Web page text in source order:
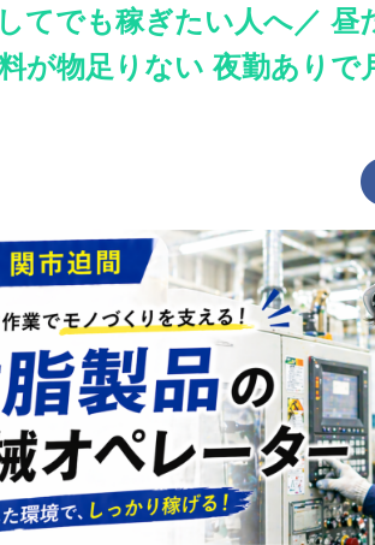
てでも稼ぎたい人へ／ 昼
が物足りない 夜勤ありで